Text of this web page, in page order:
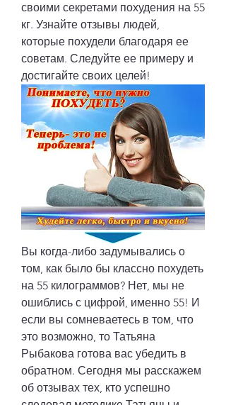
своими секретами похудения на 55
кг. Узнайте отзывы людей,
которые похудели благодаря ее
советам. Следуйте ее примеру и
достигайте своих целей!
Вы когда-либо задумывались о
том, как было бы классно похудеть
на 55 килограммов? Нет, мы не
ошиблись с цифрой, именно 55! И
если вы сомневаетесь в том, что
это возможно, то Татьяна
Рыбакова готова вас убедить в
обратном. Сегодня мы расскажем
об отзывах тех, кто успешно